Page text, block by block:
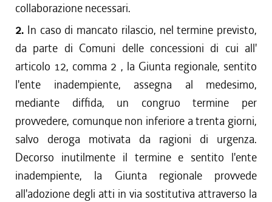
collaborazione necessari.
2. In caso di mancato rilascio, nel termine previsto,
da parte di Comuni delle concessioni di cui all'
articolo 12, comma 2 , la Giunta regionale, sentito
l'ente inadempiente, assegna al medesimo,
mediante diffida, un congruo termine per
provvedere, comunque non inferiore a trenta giorni,
salvo deroga motivata da ragioni di urgenza.
Decorso inutilmente il termine e sentito l'ente
inadempiente, la Giunta regionale provvede
all'adozione degli atti in via sostitutiva attraverso la